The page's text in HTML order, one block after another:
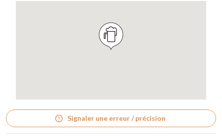
Signaler une erreur / précision